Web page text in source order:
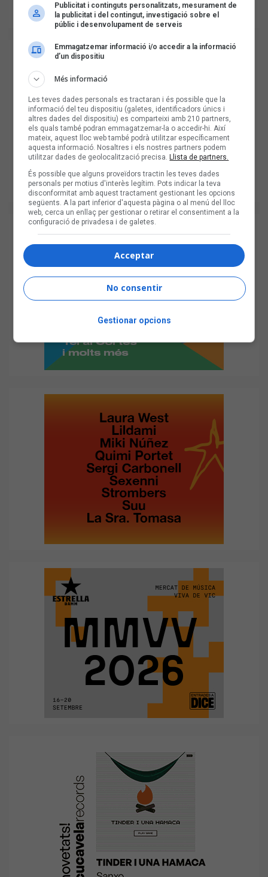
Publicitat i continguts personalitzats, mesurament de
la publicitat i del contingut, investigació sobre el
públic i desenvolupament de serveis
Emmagatzemar informació i/o accedir a la informació
d’un dispositiu
Més informació
Les teves dades personals es tractaran i és possible que la
informació del teu dispositiu (galetes, identificadors únics i
altres dades del dispositiu) es comparteixi amb 210 partners,
els quals també podran emmagatzemar-la o accedir-hi. Així
mateix, aquest lloc web també podrà utilitzar específicament
aquesta informació. Nosaltres i els nostres partners podem
utilitzar dades de geolocalització precisa.Llista de partners.
És possible que alguns proveïdors tractin les teves dades
personals per motius d'interès legítim. Pots indicar la teva
disconformitat amb aquest tractament gestionant les opcions
següents. A la part inferior d'aquesta pàgina o al menú del lloc
web, cerca un enllaç per gestionar o retirar el consentiment a la
configuració de privadesa i de galetes.
Acceptar
No consentir
Gestionar opcions